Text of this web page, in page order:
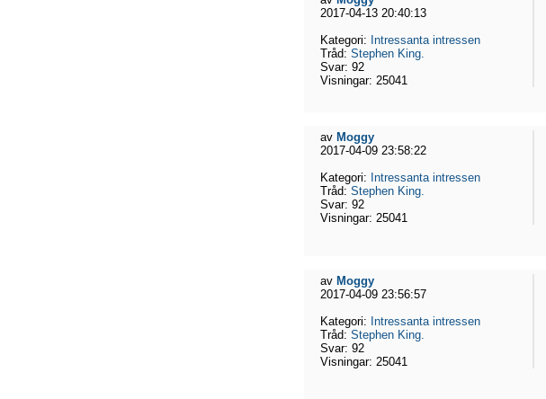
2017-04-13 20:40:13
Kategori: Intressanta intressen
Tråd: Stephen King.
Svar: 92
Visningar: 25041
av Moggy
2017-04-09 23:58:22
Kategori: Intressanta intressen
Tråd: Stephen King.
Svar: 92
Visningar: 25041
av Moggy
2017-04-09 23:56:57
Kategori: Intressanta intressen
Tråd: Stephen King.
Svar: 92
Visningar: 25041